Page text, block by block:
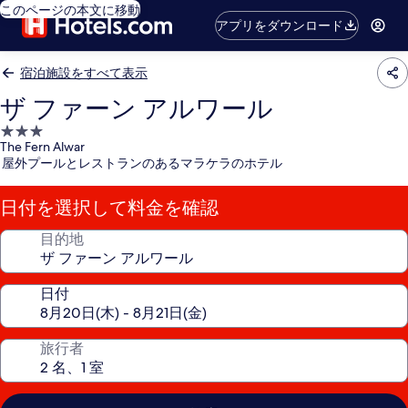
このページの本文に移動
アプリをダウンロード
宿泊施設をすべて表示
ザ ファーン アルワール
3.0
つ
星
宿
泊
施
The Fern Alwar
屋外プールとレストランのあるマラケラのホテル
日付を選択して料金を確認
目的地
日付
旅行者